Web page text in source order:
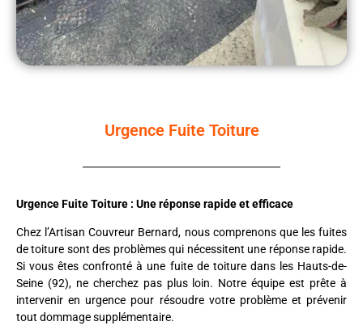
Urgence Fuite Toiture
Urgence Fuite Toiture : Une réponse rapide et efficace
Chez l’Artisan Couvreur Bernard, nous comprenons que les fuites
de toiture sont des problèmes qui nécessitent une réponse rapide.
Si vous êtes confronté à une fuite de toiture dans les Hauts-de-
Seine (92), ne cherchez pas plus loin. Notre équipe est prête à
intervenir en urgence pour résoudre votre problème et prévenir
tout dommage supplémentaire.